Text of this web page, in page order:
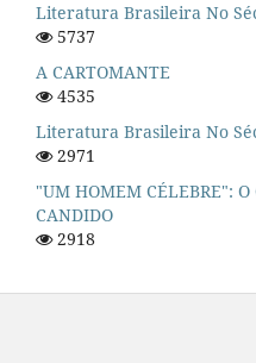
Literatura Brasileira No
5737
A CARTOMANTE
4535
Literatura Brasileira No
2971
"UM HOMEM CÉLEBRE":
CANDIDO
2918